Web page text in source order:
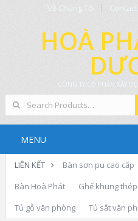
Về Chúng Tôi
HOÀ
CÔNG TY CỔ PHẦN XÂY
MENU
LIÊN KẾT Bàn sơn pu cao cấp
Bàn Hoà Phát
Ghế khung thép
Tủ gỗ văn phòng
Tủ sắt văn